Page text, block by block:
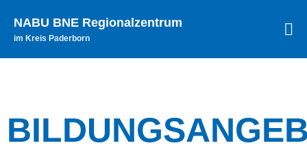
Archiv
Bildungsangebote
NABU BNE Regionalzentrum
im Kreis Paderborn